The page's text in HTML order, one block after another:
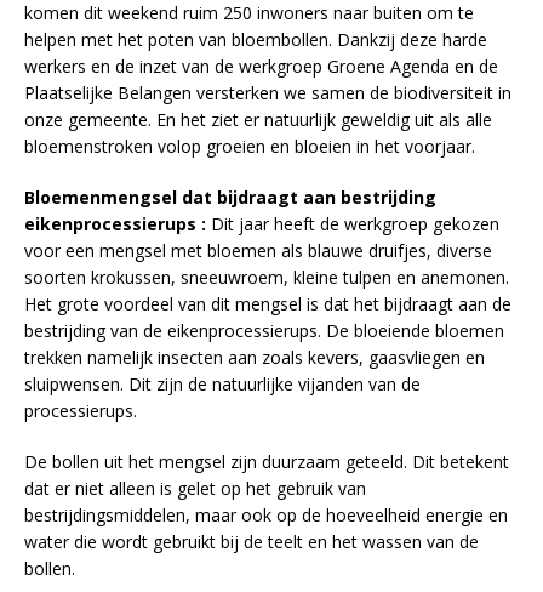
komen dit weekend ruim 250 inwoners naar buiten om te
helpen met het poten van bloembollen. Dankzij deze harde
werkers en de inzet van de werkgroep Groene Agenda en de
Plaatselijke Belangen versterken we samen de biodiversiteit in
onze gemeente. En het ziet er natuurlijk geweldig uit als alle
bloemenstroken volop groeien en bloeien in het voorjaar.
Bloemenmengsel dat bijdraagt aan bestrijding
eikenprocessierups : Dit jaar heeft de werkgroep gekozen
voor een mengsel met bloemen als blauwe druifjes, diverse
soorten krokussen, sneeuwroem, kleine tulpen en anemonen.
Het grote voordeel van dit mengsel is dat het bijdraagt aan de
bestrijding van de eikenprocessierups. De bloeiende bloemen
trekken namelijk insecten aan zoals kevers, gaasvliegen en
sluipwensen. Dit zijn de natuurlijke vijanden van de
processierups.
De bollen uit het mengsel zijn duurzaam geteeld. Dit betekent
dat er niet alleen is gelet op het gebruik van
bestrijdingsmiddelen, maar ook op de hoeveelheid energie en
water die wordt gebruikt bij de teelt en het wassen van de
bollen.